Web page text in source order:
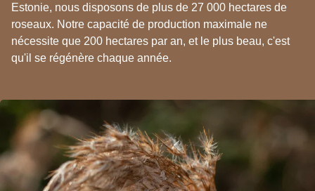
Estonie, nous disposons de plus de 27 000 hectares de
roseaux. Notre capacité de production maximale ne
nécessite que 200 hectares par an, et le plus beau, c'est
qu'il se régénère chaque année.